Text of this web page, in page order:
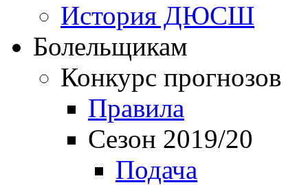
История ДЮСШ
Болельщикам
Конкурс прогнозов
Правила
Сезон 2019/20
Подача